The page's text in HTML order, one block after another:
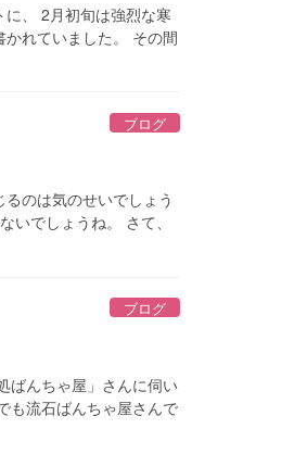
、 2月初旬は強烈な寒
れていました。 その間
ブログ
のは気のせいでしょう
いでしょうね。 さて、
ブログ
ばんちゃ屋」さんに伺い
も流石ばんちゃ屋さんで